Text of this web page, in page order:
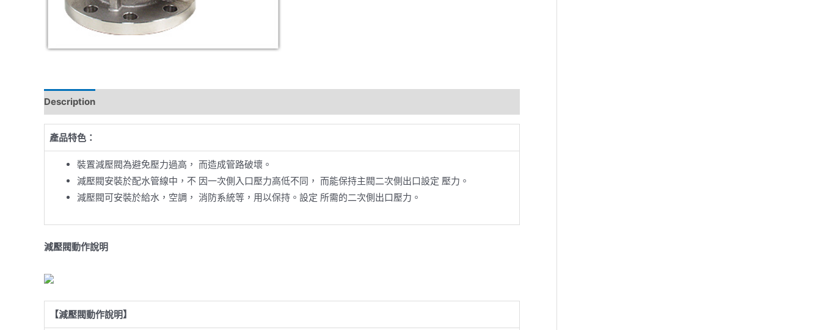
Description
產品特色：
裝置減壓閥為避免壓力過高， 而造成管路破壞。
減壓閥安裝於配水管線中，不 因一次側入口壓力高低不同， 而能保持主閥二次側出口設定 壓力。
減壓閥可安裝於給水，空調， 消防系統等，用以保持。設定 所需的二次側出口壓力。
減壓閥動作說明
【減壓閥動作說明】